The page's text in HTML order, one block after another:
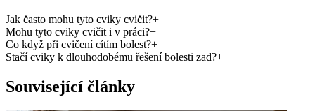
Jak často mohu tyto cviky cvičit?+
Mohu tyto cviky cvičit i v práci?+
Co když při cvičení cítím bolest?+
Stačí cviky k dlouhodobému řešení bolesti zad?+
Související články